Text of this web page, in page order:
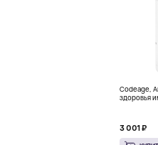
Codeage,
здоровья
3 001 ₽